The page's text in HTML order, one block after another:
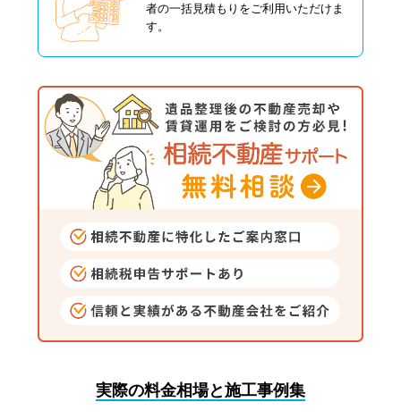
者の一括見積もりをご利用いただけま
す。
実際の料金相場と施工事例集